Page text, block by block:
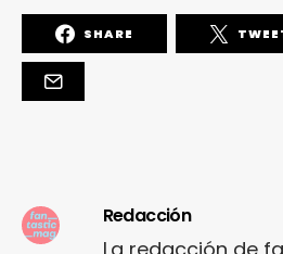
SHARE
Redacción